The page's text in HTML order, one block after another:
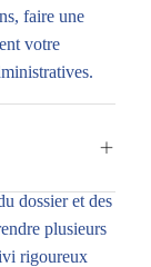
faire une
votre
dossier et des
plusieurs
rigoureux